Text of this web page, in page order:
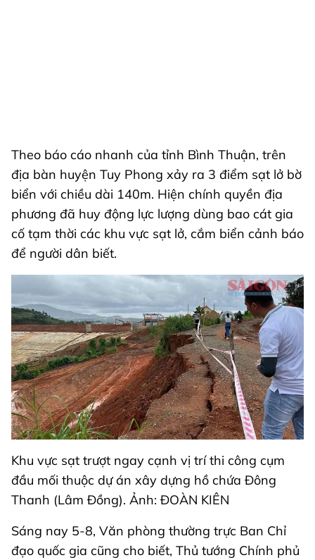
Theo báo cáo nhanh của tỉnh Bình Thuận, trên
địa bàn huyện Tuy Phong xảy ra 3 điểm sạt lở bờ
biển với chiều dài 140m. Hiện chính quyền địa
phương đã huy động lực lượng dùng bao cát gia
cố tạm thời các khu vực sạt lở, cắm biển cảnh báo
để người dân biết.
Khu vực sạt trượt ngay cạnh vị trí thi công cụm
đầu mối thuộc dự án xây dựng hồ chứa Đông
Thanh (Lâm Đồng). Ảnh: ĐOÀN KIÊN
Sáng nay 5-8, Văn phòng thường trực Ban Chỉ
đạo quốc gia cũng cho biết, Thủ tướng Chính phủ